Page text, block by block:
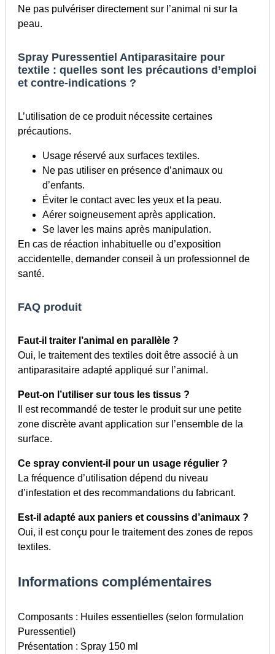
Ne pas pulvériser directement sur l’animal ni sur la
peau.
Spray Puressentiel Antiparasitaire pour
textile : quelles sont les précautions d’emploi
et contre-indications ?
L’utilisation de ce produit nécessite certaines
précautions.
Usage réservé aux surfaces textiles.
Ne pas utiliser en présence d’animaux ou
d’enfants.
Éviter le contact avec les yeux et la peau.
Aérer soigneusement après application.
Se laver les mains après manipulation.
En cas de réaction inhabituelle ou d’exposition
accidentelle, demander conseil à un professionnel de
santé.
FAQ produit
Faut-il traiter l’animal en parallèle ?
Oui, le traitement des textiles doit être associé à un
antiparasitaire adapté appliqué sur l’animal.
Peut-on l’utiliser sur tous les tissus ?
Il est recommandé de tester le produit sur une petite
zone discrète avant application sur l’ensemble de la
surface.
Ce spray convient-il pour un usage régulier ?
La fréquence d’utilisation dépend du niveau
d’infestation et des recommandations du fabricant.
Est-il adapté aux paniers et coussins d’animaux ?
Oui, il est conçu pour le traitement des zones de repos
textiles.
Informations complémentaires
Composants : Huiles essentielles (selon formulation
Puressentiel)
Présentation : Spray 150 ml